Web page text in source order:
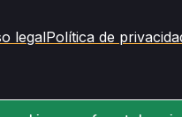
legalPolítica de